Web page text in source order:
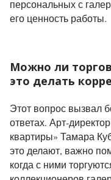
персональных с
его ценность работы.
Можно ли
это делать
Этот вопрос вызвал
ответах. Арт-
квартиры» Тамара
это делают, важно
когда с ними